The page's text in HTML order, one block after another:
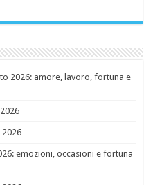
2026: amore, lavoro, fortuna e
emozioni, occasioni e fortuna